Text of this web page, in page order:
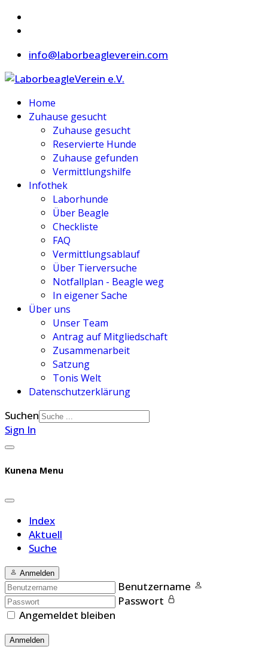
info@laborbeagleverein.com
Home
Zuhause gesucht
Zuhause gesucht
Reservierte Hunde
Zuhause gefunden
Vermittlungshilfe
Infothek
Laborhunde
Über Beagle
Checkliste
FAQ
Vermittlungsablauf
Über Tierversuche
Notfallplan - Beagle weg
In eigener Sache
Über uns
Unser Team
Antrag auf Mitgliedschaft
Zusammenarbeit
Satzung
Tonis Welt
Datenschutzerklärung
Suchen
Sign In
Kunena Menu
Index
Aktuell
Suche
Anmelden
Benutzername
Passwort
Angemeldet bleiben
Anmelden